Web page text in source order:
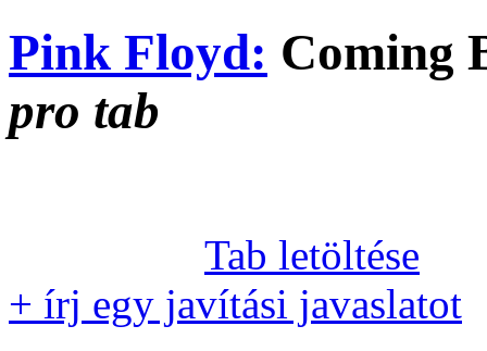
Pink Floyd: Coming
pro tab
Tab letöltése
+ írj egy javítási javaslatot